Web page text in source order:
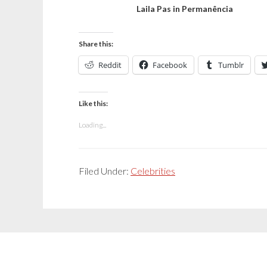
Laila Pas in Permanência
Share this:
Reddit Facebook Tumblr
Like this:
Loading...
Filed Under: Celebrities